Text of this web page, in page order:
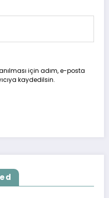
için adım, e-posta
kaydedilsin.